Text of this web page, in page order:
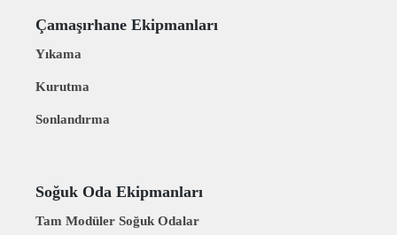
Çamaşırhane Ekipmanları
Yıkama
Kurutma
Sonlandırma
Soğuk Oda Ekipmanları
Tam Modüler Soğuk Odalar